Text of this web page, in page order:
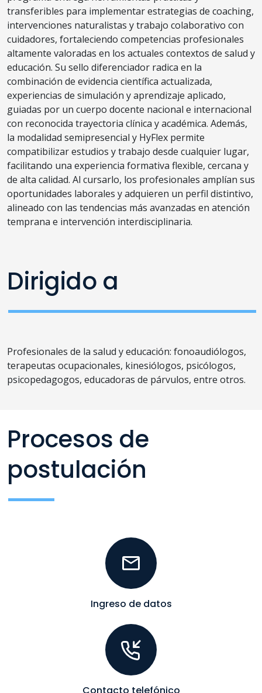
transferibles para implementar estrategias de coaching,
intervenciones naturalistas y trabajo colaborativo con
cuidadores, fortaleciendo competencias profesionales
altamente valoradas en los actuales contextos de salud y
educación. Su sello diferenciador radica en la
combinación de evidencia científica actualizada,
experiencias de simulación y aprendizaje aplicado,
guiadas por un cuerpo docente nacional e internacional
con reconocida trayectoria clínica y académica. Además,
la modalidad semipresencial y HyFlex permite
compatibilizar estudios y trabajo desde cualquier lugar,
facilitando una experiencia formativa flexible, cercana y
de alta calidad. Al cursarlo, los profesionales amplían sus
oportunidades laborales y adquieren un perfil distintivo,
alineado con las tendencias más avanzadas en atención
temprana e intervención interdisciplinaria.
Profesionales de la salud y educación: fonoaudiólogos,
terapeutas ocupacionales, kinesiólogos, psicólogos,
psicopedagogos, educadoras de párvulos, entre otros.
Dirigido a
Procesos de
postulación
Ingreso de datos